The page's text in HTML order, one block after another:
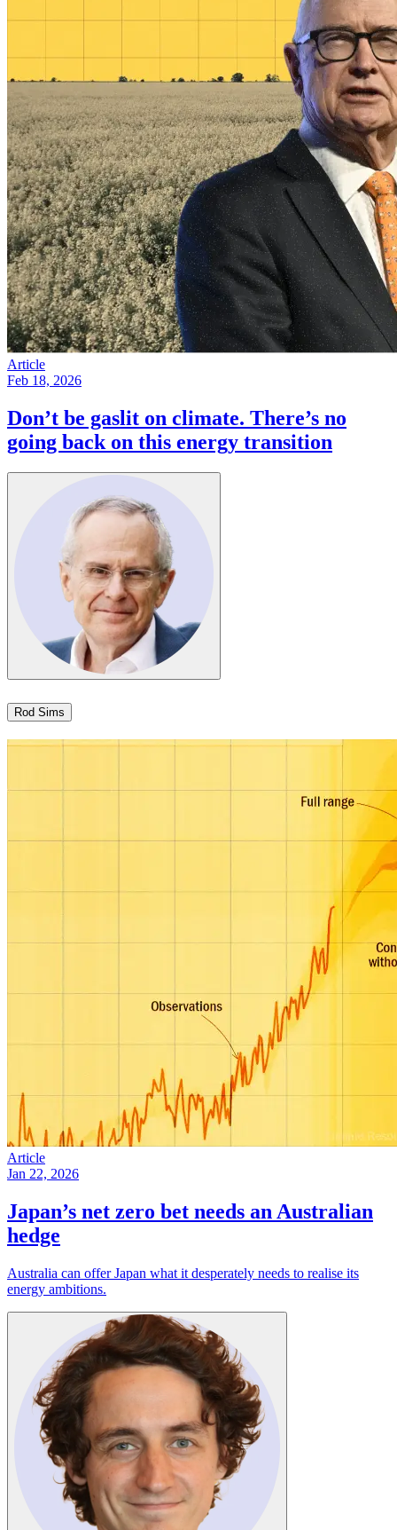
Article
Feb 18, 2026
Don’t be gaslit on climate. There’s no
going back on this energy transition​​​​‌ ‍ ​‍​‍‌‍ ‌ ​‍‌‍‍‌‌‍‌ ‌‍‍‌‌‍ ‍​‍​‍​ ‍‍​‍​‍‌ ​ ‌‍​‌‌‍ ‍‌‍‍‌‌ ‌​‌ ‍‌​‍ ‍‌‍‍‌‌‍ ​‍​‍​‍ ​​‍​‍‌‍‍​‌ ​‍‌‍‌‌‌‍‌‍​‍​‍​ ‍‍​‍​‍‌‍‍​‌ ‌​‌ ‌​‌ ​​​ ‍‍​‍ ​‍ ‌‍ ​‌‍ ‌‍​ ‌‍​‌‌‍ ​‌‍‍​‌‍ ‌ ​ ‌ ‌​​ ‍‍​ ​ ​ ​ ​ ​ ​ ​ ​‍ ‌‍‍‌‌‍ ‍‌ ‌​‌‍‌‌‌‍ ‍‌ ‌​​‍ ‌‍‌‌‌‍‌​‌‍‍‌‌ ‌​​‍ ‌‍ ‌‌‍ ‌‍‌​‌‍‌‌​ ‌‌ ​​‌ ​‍‌‍‌‌‌ ​ ‌‍‌‌‌‍ ‍‌ ‌​‌‍​‌‌ ‌​‌‍‍‌‌‍ ‌‍ ‍​ ‍ ‌‍‍‌‌‍‌​​ ‌‌‍​‍‌‍​‌​ ​‍‌‍​ ‌‍‌‌​ ‌‍​ ‍​‌‍‌‍​‍ ‌​ ​​​ ‌ ‌‍‌​​ ​ ​‍ ‌​ ‌​​ ​‌​ ‌‌‌‍‌‍​‍ ‌‌‍​‍‌‍​‌‌‍‌​‌‍‌‌​‍ ‌​ ​ ​ ‍‌​ ​‌‌‍​‍​ ‌‌​ ‌‌​ ‍​‌‍‌​‌‍‌‍​ ‍​‌‍​‍‌‍‌‍​ ‍ ‌ ‌​‌ ‍‌‌ ​​‌‍‌‌​ ‌‌‍ ‍‌‍‌‌‌ ‌ ‌ ​ ​ ‍ ‌ ​​‌‍​‌‌ ‌​‌‍‍​​ ‌‌ ‌​‌‍‍‌‌ ‌​‌‍ ​‌‍‌‌​ ‌‍​‍‌‍​‌‌ ​ ‌‍‌‌‌‌‌‌‌ ​‍‌‍ ​​ ‌‌‍‍​‌ ‌​‌ ‌​‌ ​​​‍‌‌​ ​ ‌​​‌​‍‌‌​ ​‍‌​‌‍​‍‌‌​ ​‍‌​‌‍‌‍ ​‌‍ ‌‍​ ‌‍​‌‌‍ ​‌‍‍​‌‍ ‌ ​ ‌ ‌​​‍‌‌​ ​ ‌​​‌​ ​ ​ ​ ​ ​ ​ ​ ​‍‌‍‌‍‍‌‌‍‌​​ ‌‌‍​‍‌‍​‌​ ​‍‌‍​ ‌‍‌‌​ ‌‍​ ‍​‌‍‌‍​‍ ‌​ ​​​ ‌ ‌‍‌​​ ​ ​‍ ‌​ ‌​​ ​‌​ ‌‌‌‍‌‍​‍ ‌‌‍​‍‌‍​‌‌‍‌​‌‍‌‌​‍ ‌​ ​ ​ ‍‌​ ​‌‌‍​‍​ ‌‌​ ‌‌​ ‍​‌‍‌​‌‍‌‍​ ‍​‌‍​‍‌‍‌‍​‍‌‍‌ ‌​‌ ‍‌‌ ​​‌‍‌‌​ ‌‌‍ ‍‌‍‌‌‌ ‌ ‌ ​ ​‍‌‍‌ ​​‌‍​‌‌ ‌​‌‍‍​​ ‌‌ ‌​‌‍‍‌‌ ‌​‌‍ ​‌‍‌‌​‍‌‍‌ ​​‌‍‌‌‌ ​‍‌ ​ ‌ ​​‌‍‌‌‌‍​ ‌ ‌​‌‍‍‌‌ ‌‍‌‍‌‌​ ‌‌ ​​‌ ‌‌‌‍​‍‌‍ ​‌‍‍‌‌ ​ ‌‍‍​‌‍‌‌‌‍‌​​‍​‍‌ ‌
Rod Sims​​​​‌ ‍ ​‍​‍‌‍ ‌ ​‍‌‍‍‌‌‍‌ ‌‍‍‌‌‍ ‍​‍​‍​ ‍‍​‍​‍‌ ​ ‌‍​‌‌‍ ‍‌‍‍‌‌ ‌​‌ ‍‌​‍ ‍‌‍‍‌‌‍ ​‍​‍​‍ ​​‍​‍‌‍‍​‌ ​‍‌‍‌‌‌‍‌‍​‍​‍​ ‍‍​‍​‍‌‍‍​‌ ‌​‌ ‌​‌ ​​​ ‍‍​‍ ​‍ ‌‍ ​‌‍ ‌‍​ ‌‍​‌‌‍ ​‌‍‍​‌‍ ‌ ​ ‌ ‌​​ ‍‍​ ​ ​ ​ ​ ​ ​ ​ ​‍ ‌‍‍‌‌‍ ‍‌ ‌​‌‍‌‌‌‍ ‍‌ ‌​​‍ ‌‍‌‌‌‍‌​‌‍‍‌‌ ‌​​‍ ‌‍ ‌‌‍ ‌‍‌​‌‍‌‌​ ‌‌ ​​‌ ​‍‌‍‌‌‌ ​ ‌‍‌‌‌‍ ‍‌ ‌​‌‍​‌‌ ‌​‌‍‍‌‌‍ ‌‍ ‍​ ‍ ‌‍‍‌‌‍‌​​ ‌​ ‌‌​ ‍​​ ‌‌​ ​‍‌‍‌​​ ‍‌​ ‌‍​ ‍​​‍ ‌​ ‍​​ ‍‌‌‍​‍​ ‌ ​‍ ‌​ ‌​​ ‍​​ ‌​‌‍‌‍​‍ ‌‌‍​‍​ ​‍​ ‍​​ ‌‍​‍ ‌​ ‍‌​ ‌‌​ ​‌‌‍​ ‌‍​‌​ ​ ​ ‍​​ ​‍‌‍​ ​ ​‌​ ‌​​ ‍‌​ ‍ ‌ ‌​‌ ‍‌‌ ​​‌‍‌‌​ ‌‌‍​‌‌ ‌‌‌ ‌​‌‍‍​‌‍ ‌ ​‍​ ‍ ‌ ​​‌‍​‌‌ ‌​‌‍‍​​ ‌‌‍ ‍‌‍​‌‌‍ ‌‌‍‌‌​ ‌‍​‍‌‍​‌‌ ​ ‌‍‌‌‌‌‌‌‌ ​‍‌‍ ​​ ‌‌‍‍​‌ ‌​‌ ‌​‌ ​​​‍‌‌​ ​ ‌​​‌​‍‌‌​ ​‍‌​‌‍​‍‌‌​ ​‍‌​‌‍‌‍ ​‌‍ ‌‍​ ‌‍​‌‌‍ ​‌‍‍​‌‍ ‌ ​ ‌ ‌​​‍‌‌​ ​ ‌​​‌​ ​ ​ ​ ​ ​ ​ ​ ​‍‌‍‌‍‍‌‌‍‌​​ ‌​ ‌‌​ ‍​​ ‌‌​ ​‍‌‍‌​​ ‍‌​ ‌‍​ ‍​​‍ ‌​ ‍​​ ‍‌‌‍​‍​ ‌ ​‍ ‌​ ‌​​ ‍​​ ‌​‌‍‌‍​‍ ‌‌‍​‍​ ​‍​ ‍​​ ‌‍​‍ ‌​ ‍‌​ ‌‌​ ​‌‌‍​ ‌‍​‌​ ​ ​ ‍​​ ​‍‌‍​ ​ ​‌​ ‌​​ ‍‌​‍‌‍‌ ‌​‌ ‍‌‌ ​​‌‍‌‌​ ‌‌‍​‌‌ ‌‌‌ ‌​‌‍‍​‌‍ ‌ ​‍​‍‌‍‌ ​​‌‍​‌‌ ‌​‌‍‍​​ ‌‌‍ ‍‌‍​‌‌‍ ‌‌‍‌‌​‍‌‍‌ ​​‌‍‌‌‌ ​‍‌ ​ ‌ ​​‌‍‌‌‌‍​ ‌ ‌​‌‍‍‌‌ ‌‍‌‍‌‌​ ‌‌ ​​‌ ‌‌‌‍​‍‌‍ ​‌‍‍‌‌ ​ ‌‍‍​‌‍‌‌‌‍‌​​‍​‍‌ ‌
Article
Jan 22, 2026
Japan’s net zero bet needs an Australian
hedge​​​​‌ ‍ ​‍​‍‌‍ ‌ ​‍‌‍‍‌‌‍‌ ‌‍‍‌‌‍ ‍​‍​‍​ ‍‍​‍​‍‌ ​ ‌‍​‌‌‍ ‍‌‍‍‌‌ ‌​‌ ‍‌​‍ ‍‌‍‍‌‌‍ ​‍​‍​‍ ​​‍​‍‌‍‍​‌ ​‍‌‍‌‌‌‍‌‍​‍​‍​ ‍‍​‍​‍‌‍‍​‌ ‌​‌ ‌​‌ ​​​ ‍‍​‍ ​‍ ‌‍ ​‌‍ ‌‍​ ‌‍​‌‌‍ ​‌‍‍​‌‍ ‌ ​ ‌ ‌​​ ‍‍​ ​ ​ ​ ​ ​ ​ ​ ​‍ ‌‍‍‌‌‍ ‍‌ ‌​‌‍‌‌‌‍ ‍‌ ‌​​‍ ‌‍‌‌‌‍‌​‌‍‍‌‌ ‌​​‍ ‌‍ ‌‌‍ ‌‍‌​‌‍‌‌​ ‌‌ ​​‌ ​‍‌‍‌‌‌ ​ ‌‍‌‌‌‍ ‍‌ ‌​‌‍​‌‌ ‌​‌‍‍‌‌‍ ‌‍ ‍​ ‍ ‌‍‍‌‌‍‌​​ ‌‌‍‌‍​ ‌‌​ ‌​​ ‌ ‌‍‌​​ ‌​‌‍​‍​ ​​​‍ ‌​ ‌ ​ ‍​‌‍‌​‌‍​‌​‍ ‌​ ‌​​ ​​​ ​‍‌‍‌‍​‍ ‌​ ‍‌​ ‍‌‌‍​‍​ ‌ ​‍ ‌‌‍​ ​ ‌ ‌‍‌‍‌‍‌​​ ​‌‌‍​‌​ ‌‍​ ​​‌‍​‍‌‍‌​‌‍​ ​ ​​​ ‍ ‌ ‌​‌ ‍‌‌ ​​‌‍‌‌​ ‌‌‍ ‍‌‍‌‌‌ ‌ ‌ ​ ​ ‍ ‌ ​​‌‍​‌‌ ‌​‌‍‍​​ ‌‌ ‌​‌‍‍‌‌ ‌​‌‍ ​‌‍‌‌​ ‌‍​‍‌‍​‌‌ ​ ‌‍‌‌‌‌‌‌‌ ​‍‌‍ ​​ ‌‌‍‍​‌ ‌​‌ ‌​‌ ​​​‍‌‌​ ​ ‌​​‌​‍‌‌​ ​‍‌​‌‍​‍‌‌​ ​‍‌​‌‍‌‍ ​‌‍ ‌‍​ ‌‍​‌‌‍ ​‌‍‍​‌‍ ‌ ​ ‌ ‌​​‍‌‌​ ​ ‌​​‌​ ​ ​ ​ ​ ​ ​ ​ ​‍‌‍‌‍‍‌‌‍‌​​ ‌‌‍‌‍​ ‌‌​ ‌​​ ‌ ‌‍‌​​ ‌​‌‍​‍​ ​​​‍ ‌​ ‌ ​ ‍​‌‍‌​‌‍​‌​‍ ‌​ ‌​​ ​​​ ​‍‌‍‌‍​‍ ‌​ ‍‌​ ‍‌‌‍​‍​ ‌ ​‍ ‌‌‍​ ​ ‌ ‌‍‌‍‌‍‌​​ ​‌‌‍​‌​ ‌‍​ ​​‌‍​‍‌‍‌​‌‍​ ​ ​​​‍‌‍‌ ‌​‌ ‍‌‌ ​​‌‍‌‌​ ‌‌‍ ‍‌‍‌‌‌ ‌ ‌ ​ ​‍‌‍‌ ​​‌‍​‌‌ ‌​‌‍‍​​ ‌‌ ‌​‌‍‍‌‌ ‌​‌‍ ​‌‍‌‌​‍‌‍‌ ​​‌‍‌‌‌ ​‍‌ ​ ‌ ​​‌‍‌‌‌‍​ ‌ ‌​‌‍‍‌‌ ‌‍‌‍‌‌​ ‌‌ ​​‌ ‌‌‌‍​‍‌‍ ​‌‍‍‌‌ ​ ‌‍‍​‌‍‌‌‌‍‌​​‍​‍‌ ‌
Australia can offer Japan what it desperately needs to realise its
energy ambitions.​​​​‌ ‍ ​‍​‍‌‍ ‌ ​‍‌‍‍‌‌‍‌ ‌‍‍‌‌‍ ‍​‍​‍​ ‍‍​‍​‍‌ ​ ‌‍​‌‌‍ ‍‌‍‍‌‌ ‌​‌ ‍‌​‍ ‍‌‍‍‌‌‍ ​‍​‍​‍ ​​‍​‍‌‍‍​‌ ​‍‌‍‌‌‌‍‌‍​‍​‍​ ‍‍​‍​‍‌‍‍​‌ ‌​‌ ‌​‌ ​​​ ‍‍​‍ ​‍ ‌‍ ​‌‍ ‌‍​ ‌‍​‌‌‍ ​‌‍‍​‌‍ ‌ ​ ‌ ‌​​ ‍‍​ ​ ​ ​ ​ ​ ​ ​ ​‍ ‌‍‍‌‌‍ ‍‌ ‌​‌‍‌‌‌‍ ‍‌ ‌​​‍ ‌‍‌‌‌‍‌​‌‍‍‌‌ ‌​​‍ ‌‍ ‌‌‍ ‌‍‌​‌‍‌‌​ ‌‌ ​​‌ ​‍‌‍‌‌‌ ​ ‌‍‌‌‌‍ ‍‌ ‌​‌‍​‌‌ ‌​‌‍‍‌‌‍ ‌‍ ‍​ ‍ ‌‍‍‌‌‍‌​​ ‌‌‍‌‍​ ‌‌​ ‌​​ ‌ ‌‍‌​​ ‌​‌‍​‍​ ​​​‍ ‌​ ‌ ​ ‍​‌‍‌​‌‍​‌​‍ ‌​ ‌​​ ​​​ ​‍‌‍‌‍​‍ ‌​ ‍‌​ ‍‌‌‍​‍​ ‌ ​‍ ‌‌‍​ ​ ‌ ‌‍‌‍‌‍‌​​ ​‌‌‍​‌​ ‌‍​ ​​‌‍​‍‌‍‌​‌‍​ ​ ​​​ ‍ ‌ ‌​‌ ‍‌‌ ​​‌‍‌‌​ ‌‌‍ ‍‌‍‌‌‌ ‌ ‌ ​ ​ ‍ ‌ ​​‌‍​‌‌ ‌​‌‍‍​​ ‌‌‍‌​‌‍‌‌‌ ​ ‌‍​ ‌ ​‍‌‍‍‌‌ ​​‌ ‌​‌‍‍‌‌‍ ‌‍ ‍​‍‌‌​ ‌‌‌​​‍‌‌ ‌‍‍ ‌‍‌‌‌ ‍‌​‍‌‌​ ​ ‌​‌​​‍‌‌​ ​ ‌​‌​​‍‌‌​ ​‍​ ​‍‌‍‌‍​ ‍‌​ ‌ ​ ‍‌‌‍​‌​ ​‍​ ‍​​ ‌‌‌‍‌​‌‍‌​‌‍​‌​ ​‌​‍‌‌​ ​‍​ ​‍​‍‌‌​ ‌‌‌​‌​​‍ ‍‌‍​ ‌‍‍​‌‍‍‌‌‍ ​‌‍‌​‌ ​‍‌‍‌‌‌‍ ‍​‍‌‌​ ‌‌‌​​‍‌‌ ‌‍‍ ‌‍‌‌‌ ‍‌​‍‌‌​ ​ ‌​‌​​‍‌‌​ ​ ‌​‌​​‍‌‌​ ​‍​ ​‍‌‍‌‍‌‍‌‌‌‍​‌​ ​‌​ ‍​‌‍​‌​ ‌‌‌‍‌‍‌‍​‍‌‍‌‍‌‍‌​​ ​​​‍‌‌​ ​‍​ ​‍​‍‌‌​ ‌‌‌​‌​​‍ ‍‌ ‌​‌‍‌‌‌ ‍​‌ ‌​​ ‌‍​‍‌‍​‌‌ ​ ‌‍‌‌‌‌‌‌‌ ​‍‌‍ ​​ ‌‌‍‍​‌ ‌​‌ ‌​‌ ​​​‍‌‌​ ​ ‌​​‌​‍‌‌​ ​‍‌​‌‍​‍‌‌​ ​‍‌​‌‍‌‍ ​‌‍ ‌‍​ ‌‍​‌‌‍ ​‌‍‍​‌‍ ‌ ​ ‌ ‌​​‍‌‌​ ​ ‌​​‌​ ​ ​ ​ ​ ​ ​ ​ ​‍‌‍‌‍‍‌‌‍‌​​ ‌‌‍‌‍​ ‌‌​ ‌​​ ‌ ‌‍‌​​ ‌​‌‍​‍​ ​​​‍ ‌​ ‌ ​ ‍​‌‍‌​‌‍​‌​‍ ‌​ ‌​​ ​​​ ​‍‌‍‌‍​‍ ‌​ ‍‌​ ‍‌‌‍​‍​ ‌ ​‍ ‌‌‍​ ​ ‌ ‌‍‌‍‌‍‌​​ ​‌‌‍​‌​ ‌‍​ ​​‌‍​‍‌‍‌​‌‍​ ​ ​​​‍‌‍‌ ‌​‌ ‍‌‌ ​​‌‍‌‌​ ‌‌‍ ‍‌‍‌‌‌ ‌ ‌ ​ ​‍‌‍‌ ​​‌‍​‌‌ ‌​‌‍‍​​ ‌‌‍‌​‌‍‌‌‌ ​ ‌‍​ ‌ ​‍‌‍‍‌‌ ​​‌ ‌​‌‍‍‌‌‍ ‌‍ ‍​‍‌‌​ ‌‌‌​​‍‌‌ ‌‍‍ ‌‍‌‌‌ ‍‌​‍‌‌​ ​ ‌​‌​​‍‌‌​ ​ ‌​‌​​‍‌‌​ ​‍​ ​‍‌‍‌‍​ ‍‌​ ‌ ​ ‍‌‌‍​‌​ ​‍​ ‍​​ ‌‌‌‍‌​‌‍‌​‌‍​‌​ ​‌​‍‌‌​ ​‍​ ​‍​‍‌‌​ ‌‌‌​‌​​‍ ‍‌‍​ ‌‍‍​‌‍‍‌‌‍ ​‌‍‌​‌ ​‍‌‍‌‌‌‍ ‍​‍‌‌​ ‌‌‌​​‍‌‌ ‌‍‍ ‌‍‌‌‌ ‍‌​‍‌‌​ ​ ‌​‌​​‍‌‌​ ​ ‌​‌​​‍‌‌​ ​‍​ ​‍‌‍‌‍‌‍‌‌‌‍​‌​ ​‌​ ‍​‌‍​‌​ ‌‌‌‍‌‍‌‍​‍‌‍‌‍‌‍‌​​ ​​​‍‌‌​ ​‍​ ​‍​‍‌‌​ ‌‌‌​‌​​‍ ‍‌ ‌​‌‍‌‌‌ ‍​‌ ‌​​‍‌‍‌ ​​‌‍‌‌‌ ​‍‌ ​ ‌ ​​‌‍‌‌‌‍​ ‌ ‌​‌‍‍‌‌ ‌‍‌‍‌‌​ ‌‌ ​​‌ ‌‌‌‍​‍‌‍ ​‌‍‍‌‌ ​ ‌‍‍​‌‍‌‌‌‍‌​​‍​‍‌ ‌